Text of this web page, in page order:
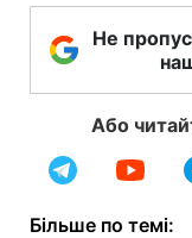
Не
Або
Більше по темі: